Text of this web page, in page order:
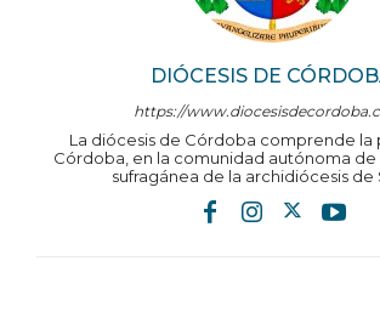
DIÓCESIS DE
https://
La diócesis de Córdoba comprende la
Córdoba, en la comunidad autónoma de
sufragánea de la archidiócesis de